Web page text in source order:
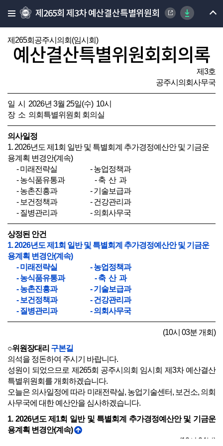
제265회 제3차 예산결산특별위원회
제265회공주시의회(임시회)
예산결산특별위원회회의록
제3호
공주시의회사무국
일 시 2026년 3월 25일(수) 10시
장 소 의회특별위원회 회의실
의사일정
1. 2026년도 제1회 일반 및 특별회계 추가경정예산안 및 기금운
용계획 변경안(계속)
- 미래전략실 - 농업정책과
- 농식품유통과 - 축 산 과
- 농촌진흥과 - 기술보급과
- 보건정책과 - 건강관리과
- 질병관리과 - 의회사무국
상정된 안건
1. 2026년도 제1회 일반 및 특별회계 추가경정예산안 및 기금운
용계획 변경안(계속)
- 미래전략실 - 농업정책과
- 농식품유통과 - 축 산 과
- 농촌진흥과 - 기술보급과
- 보건정책과 - 건강관리과
- 질병관리과 - 의회사무국
(10시 03분 개회)
○위원장대리 구본길
의석을 정돈하여 주시기 바랍니다.
성원이 되었으므로 제265회 공주시의회 임시회 제3차 예산결산
특별위원회를 개회하겠습니다.
오늘은 의사일정에 따라 미래전략실, 농업기술센터, 보건소, 의회
사무국에 대한 예산안을 심사하겠습니다.
1. 2026년도 제1회 일반 및 특별회계 추가경정예산안 및 기금운
용계획 변경안(계속)
(10시 04분)